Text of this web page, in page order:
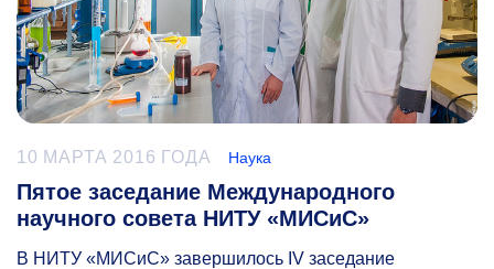
10 МАРТА 2016 ГОДА Наука
Пятое заседание Международного
научного совета НИТУ «МИСиС»
В НИТУ «МИСиС» завершилось IV заседание